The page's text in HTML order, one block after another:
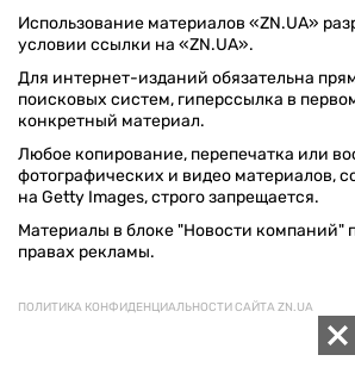
Использование материалов «ZN.UA»
условии ссылки на «ZN.UA».
Для интернет-изданий обязательна
поисковых систем, гиперссылка в
конкретный материал.
Любое копирование, перепечатка или
фотографических и видео материалов,
на Getty Images, строго запрещается.
Материалы в блоке "Новости компаний"
правах рекламы.
ПОЛИТИКА КОНФИДЕНЦИАЛЬНОСТИ САЙТА ZN.UA
© 1994–2026 «ЗЕРКАЛО НЕДЕЛИ. УКРАИНА». ВСЕ